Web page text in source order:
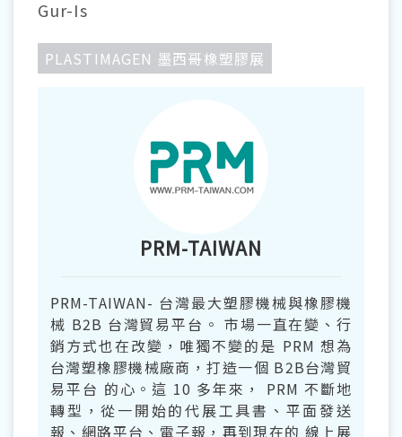
Gur-Is
PLASTIMAGEN 墨西哥橡塑膠展
PRM-TAIWAN
PRM-TAIWAN- 台灣最大塑膠機械與橡膠機
械 B2B 台灣貿易平台。 市場一直在變、行
銷方式也在改變，唯獨不變的是 PRM 想為
台灣塑橡膠機械廠商，打造一個 B2B台灣貿
易平台 的心。這 10 多年來， PRM 不斷地
轉型，從一開始的代展工具書、平面發送
報、網路平台、電子報，再到現在的 線上展